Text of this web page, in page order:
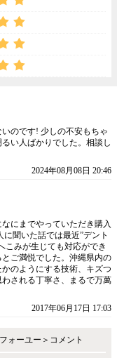
のです! 少しの不安もちゃ
い人ばかりでした。相談し
2024年08月08日 20:46
にまでやっていただき購入
聞いた話では最近”デント
こみが生じても対応ができ
ご満悦でした。沖縄県内の
のようにする技術、キズつ
される丁寧さ、まるで万萬
2017年06月17日 17:03
ォーユー＞コメント